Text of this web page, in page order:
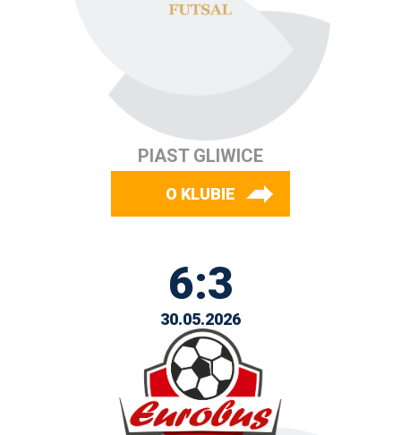
PIAST GLIWICE
O KLUBIE
6:3
30.05.2026